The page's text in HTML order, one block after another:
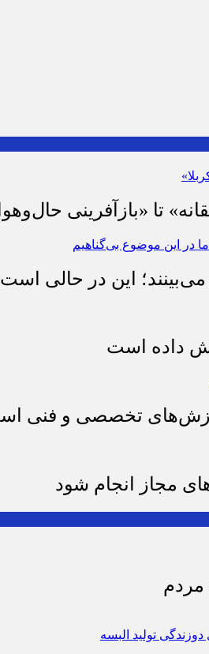
تا «بازآفرینی
این در حالی
داده است
تخصصی و فنی
مجاز انجام شود
مردم